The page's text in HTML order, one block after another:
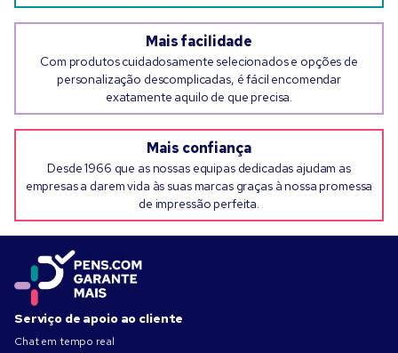
Mais facilidade
Com produtos cuidadosamente selecionados e opções de
personalização descomplicadas, é fácil encomendar
exatamente aquilo de que precisa.
Mais confiança
Desde 1966 que as nossas equipas dedicadas ajudam as
empresas a darem vida às suas marcas graças à nossa promessa
de impressão perfeita.
Serviço de apoio ao cliente
Chat em tempo real